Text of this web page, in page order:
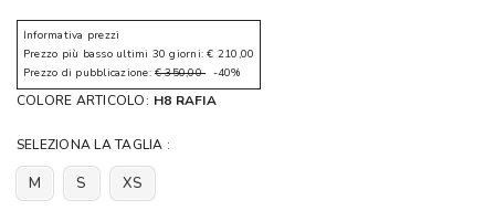
Informativa prezzi
Prezzo più basso ultimi 30 giorni: € 210,00
Prezzo di pubblicazione: € 350,00-40%
COLORE ARTICOLO: H8 RAFIA
SELEZIONA LA TAGLIA :
M S XS